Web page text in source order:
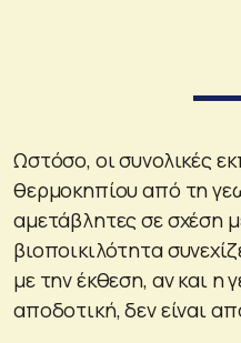
Ωστόσο, οι συνολικές
θερμοκηπίου από τη
αμετάβλητες σε σχέση
βιοποικιλότητα
με την έκθεση, αν και η
αποδοτική, δεν είναι